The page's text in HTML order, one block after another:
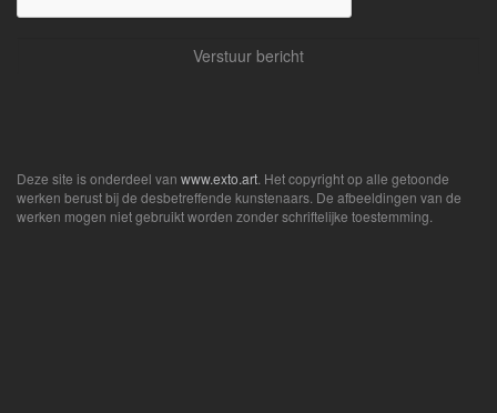
Deze site is onderdeel van www.exto.art . Het copyright op alle getoonde
werken berust bij de desbetreffende kunstenaars. De afbeeldingen van de
werken mogen niet gebruikt worden zonder schriftelijke toestemming.